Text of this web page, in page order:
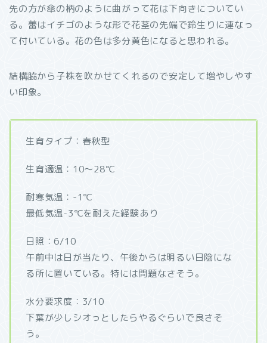
先の方が傘の柄のように曲がって花は下向きについてい
る。蕾はイチゴのような形で花茎の先端で鈴生りに連なっ
て付いている。花の色は多分黄色になると思われる。
結構脇から子株を吹かせてくれるので安定して増やしやす
い印象。
生育タイプ：春秋型
生育適温：10～28℃
耐寒気温：-1℃
最低気温-3℃を耐えた経験あり
日照：6/10
午前中は日が当たり、午後からは明るい日陰にな
る所に置いている。特には問題なさそう。
水分要求度：3/10
下葉が少しシオっとしたらやるぐらいで良さそ
う。